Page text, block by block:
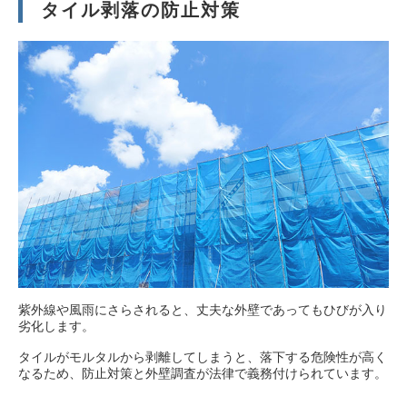
タイル剥落の防止対策
紫外線や風雨にさらされると、丈夫な外壁であってもひびが入り
劣化します。
タイルがモルタルから剥離してしまうと、落下する危険性が高く
なるため、防止対策と外壁調査が法律で義務付けられています。